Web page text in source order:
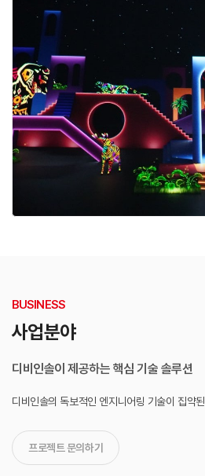
BUSINESS
사업분야
디비인솔이 제공하는 핵심 기술 솔루션
디비인솔의 독보적인 엔지니어링 기술이 집약된
프로젝트 문의하기